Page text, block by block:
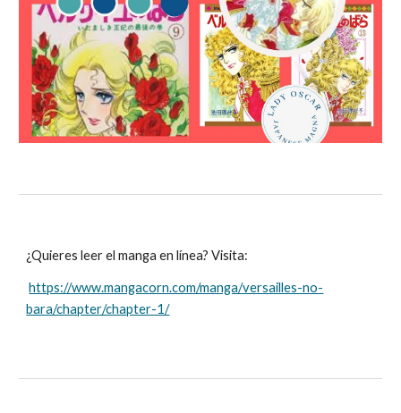
¿Quieres leer el manga en línea? Visita:
https://www.mangacorn.com/manga/versailles-no-
bara/chapter/chapter-1/